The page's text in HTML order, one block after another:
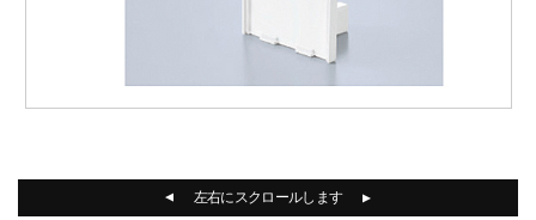
左右にスクロールします